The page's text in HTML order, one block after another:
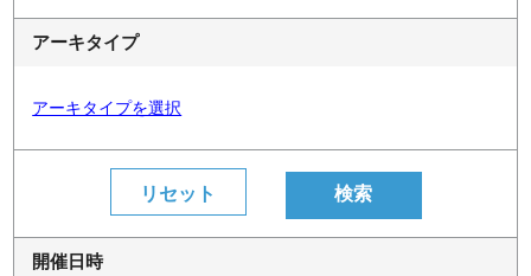
アーキタイプ
アーキタイプを選択
開催日時